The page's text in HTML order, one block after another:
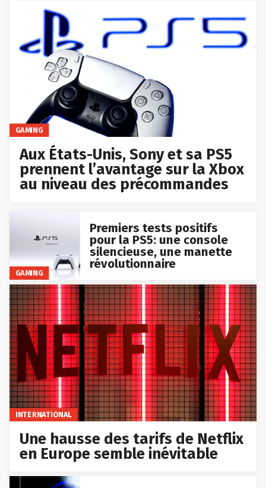
GAMING
Aux États-Unis, Sony et sa PS5
prennent l’avantage sur la Xbox
au niveau des précommandes
GAMING
Premiers tests positifs
pour la PS5: une console
silencieuse, une manette
révolutionnaire
INTERNATIONAL
Une hausse des tarifs de Netflix
en Europe semble inévitable